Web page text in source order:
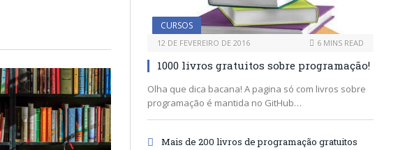
CURSOS
12 DE FEVEREIRO DE 2016 6 MINS READ
1000 livros gratuitos sobre programação!
Olha que dica bacana! A pagina só com livros sobre
programação é mantida no GitHub…
Mais de 200 livros de programação gratuitos